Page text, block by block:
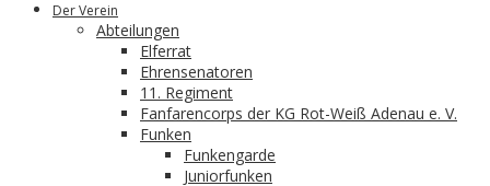
Der Verein
Abteilungen
Elferrat
Ehrensenatoren
11. Regiment
Fanfarencorps der KG Rot-Weiß Adenau e. V.
Funken
Funkengarde
Juniorfunken